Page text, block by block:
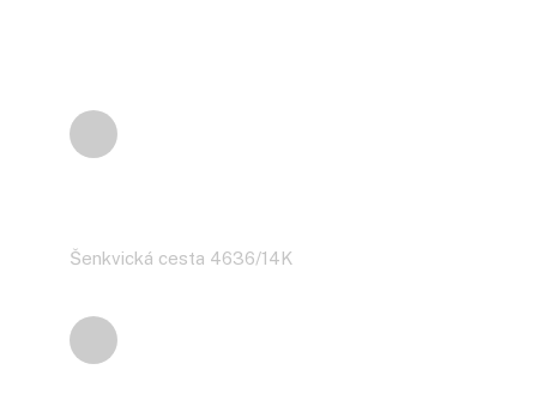
Šenkvická cesta 4636/14K